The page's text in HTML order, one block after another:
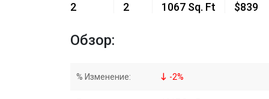
2 2 1067 Sq. Ft $839
Обзор:
% Изменение: -2%